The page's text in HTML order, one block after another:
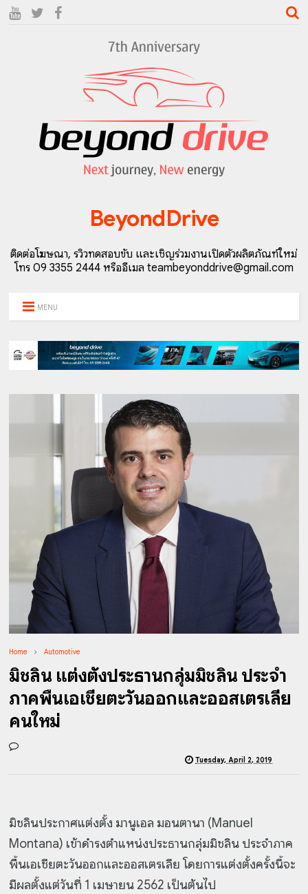
BeyondDrive
ติดต่อโฆษณา, รีวิวทดสอบขับ และเชิญร่วมงานเปิดตัวผลิตภัณฑ์ใหม่
โทร 09 3355 2444 หรืออีเมล teambeyonddrive@gmail.com
MENU
Home Automotive
มิชลิน แต่งตั้งประธานกลุ่มมิชลิน ประจำ
ภาคพื้นเอเชียตะวันออกและออสเตรเลีย
คนใหม่
Tuesday, April 2, 2019
มิชลินประกาศแต่งตั้ง มานูเอล มอนตานา (Manuel
Montana) เข้าดำรงตำแหน่งประธานกลุ่มมิชลิน ประจำภาค
พื้นเอเชียตะวันออกและออสเตรเลีย โดยการแต่งตั้งครั้งนี้จะ
มีผลตั้งแต่วันที่ 1 เมษายน 2562 เป็นต้นไป